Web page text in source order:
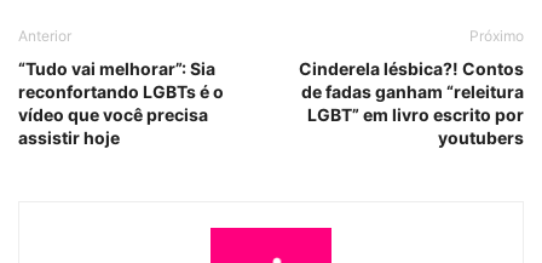
Anterior
“Tudo vai melhorar”: Sia
reconfortando LGBTs é o
vídeo que você precisa
assistir hoje
Próximo
Cinderela lésbica?! Contos
de fadas ganham “releitura
LGBT” em livro escrito por
youtubers